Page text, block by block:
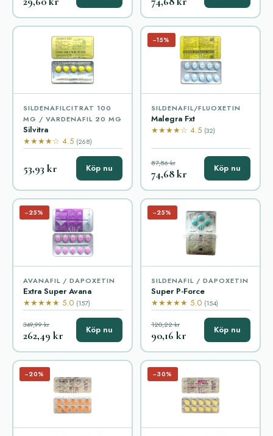
SILDENAFILCITRAT 100
MG / VARDENAFIL 20 MG
Silvitra
★★★★☆ 4.5 (268)
53,93 kr Köp nu
−15%
SILDENAFIL/FLUOXETIN
Malegra Fxt
★★★★☆ 4.5 (32)
87,86 kr
74,68 kr Köp nu
−25%
AVANAFIL / DAPOXETIN
Extra Super Avana
★★★★★ 5.0 (157)
349,99 kr
262,49 kr Köp nu
−25%
SILDENAFIL / DAPOXETIN
Super P-Force
★★★★★ 5.0 (154)
120,22 kr
90,16 kr Köp nu
−20% −30%